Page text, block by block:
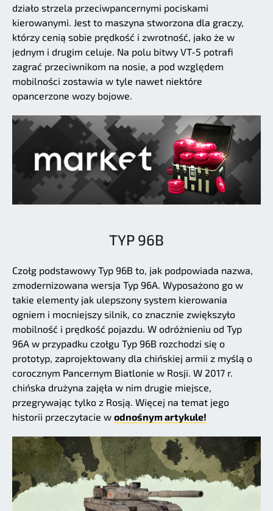
działo strzela przeciwpancernymi pociskami
kierowanymi. Jest to maszyna stworzona dla graczy,
którzy cenią sobie prędkość i zwrotność, jako że w
jednym i drugim celuje. Na polu bitwy VT-5 potrafi
zagrać przeciwnikom na nosie, a pod względem
mobilności zostawia w tyle nawet niektóre
opancerzone wozy bojowe.
TYP 96B
Czołg podstawowy Typ 96B to, jak podpowiada nazwa,
zmodernizowana wersja Typ 96A. Wyposażono go w
takie elementy jak ulepszony system kierowania
ogniem i mocniejszy silnik, co znacznie zwiększyło
mobilność i prędkość pojazdu. W odróżnieniu od Typ
96A w przypadku czołgu Typ 96B rozchodzi się o
prototyp, zaprojektowany dla chińskiej armii z myślą o
corocznym Pancernym Biatlonie w Rosji. W 2017 r.
chińska drużyna zajęła w nim drugie miejsce,
przegrywając tylko z Rosją. Więcej na temat jego
historii przeczytacie w odnośnym artykule!